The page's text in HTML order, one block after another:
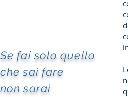
Se fai solo quello
che sai fare
non sarai